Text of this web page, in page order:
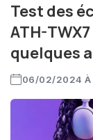
Test des
ATH-
quelques
06/02/2024 À